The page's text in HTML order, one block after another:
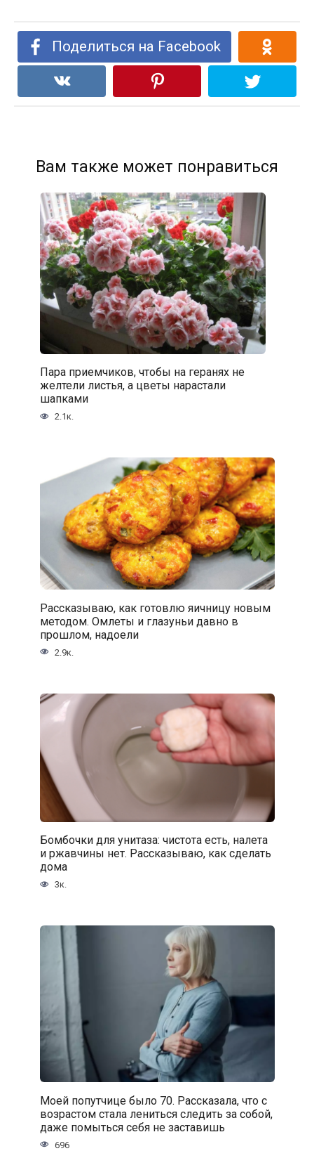
Поделиться на Facebook
Вам также может понравиться
Пара приемчиков, чтобы на геранях не
желтели листья, а цветы нарастали
шапками
2.1к.
Рассказываю, как готовлю яичницу новым
методом. Омлеты и глазуньи давно в
прошлом, надоели
2.9к.
Бомбочки для унитаза: чистота есть, налета
и ржавчины нет. Рассказываю, как сделать
дома
3к.
Моей попутчице было 70. Рассказала, что с
возрастом стала лениться следить за собой,
даже помыться себя не заставишь
696